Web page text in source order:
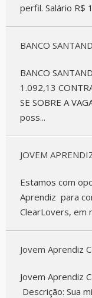
perfil. Salário R$
BANCO
BANCO
1.092,13
SE SOBRE A
poss...
JOVEM
Estamos com
Aprendiz para
ClearLovers, em
Jovem Aprendiz
Jovem Aprendiz
Descrição: Sua